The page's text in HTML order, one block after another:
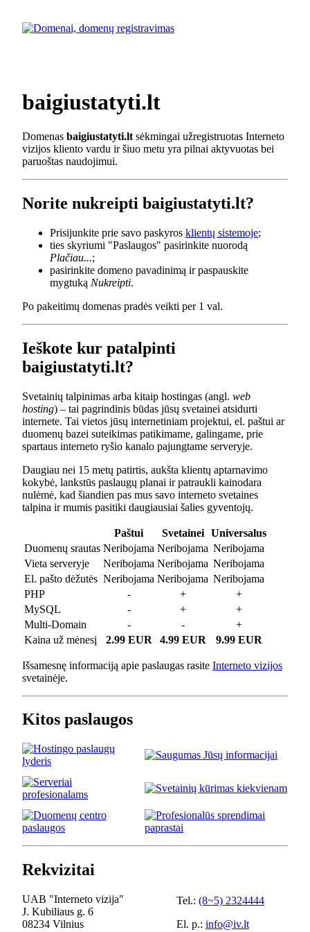
baigiustatyti.lt
Domenas baigiustatyti.lt sėkmingai užregistruotas Interneto
vizijos kliento vardu ir šiuo metu yra pilnai aktyvuotas bei
paruoštas naudojimui.
Norite nukreipti baigiustatyti.lt?
Prisijunkite prie savo paskyros klientų sistemoje;
ties skyriumi "Paslaugos" pasirinkite nuorodą
Plačiau...;
pasirinkite domeno pavadinimą ir paspauskite
mygtuką Nukreipti.
Po pakeitimų domenas pradės veikti per 1 val.
Ieškote kur patalpinti
baigiustatyti.lt?
Svetainių talpinimas arba kitaip hostingas (angl. web
hosting) – tai pagrindinis būdas jūsų svetainei atsidurti
internete. Tai vietos jūsų internetiniam projektui, el. paštui ar
duomenų bazei suteikimas patikimame, galingame, prie
spartaus interneto ryšio kanalo pajungtame serveryje.
Daugiau nei 15 metų patirtis, aukšta klientų aptarnavimo
kokybė, lankstūs paslaugų planai ir patraukli kainodara
nulėmė, kad šiandien pas mus savo interneto svetaines
talpina ir mumis pasitiki daugiausiai šalies gyventojų.
Paštui Svetainei
Universalus
Duomenų srautas Neribojama Neribojama Neribojama
Vieta serveryje
Neribojama Neribojama Neribojama
El. pašto dėžutės Neribojama Neribojama Neribojama
PHP
- +
+
MySQL
- +
+
Multi-Domain
- -
+
Kaina už mėnesį
2.99 EUR 4.99 EUR 9.99 EUR
Išsamesnę informaciją apie paslaugas rasite Interneto vizijos
svetainėje.
Kitos paslaugos
Rekvizitai
UAB "Interneto vizija"
J. Kubiliaus g. 6
08234 Vilnius
Tel.: (8~5) 2324444
El. p.: info@iv.lt